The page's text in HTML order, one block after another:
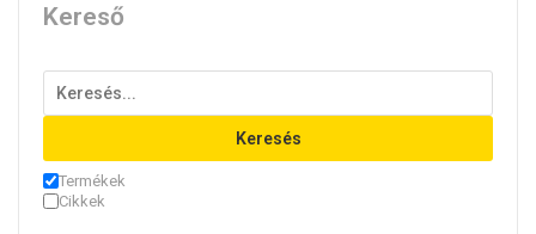
Kereső
Keresés
Termékek
Cikkek